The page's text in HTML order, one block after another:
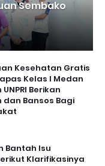
Sembako
Kesehatan Gratis
Kelas I Medan
Berikan
Bansos Bagi
Bantah Isu
Klarifikasinya